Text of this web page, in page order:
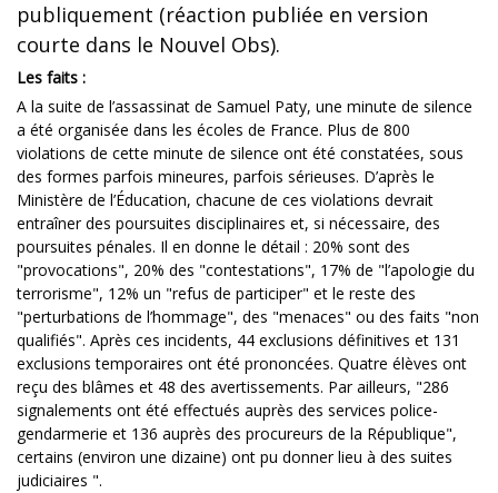
publiquement (réaction publiée en version
courte dans le Nouvel Obs).
Les faits :
A la suite de l’assassinat de Samuel Paty, une minute de silence
a été organisée dans les écoles de France. Plus de 800
violations de cette minute de silence ont été constatées, sous
des formes parfois mineures, parfois sérieuses. D’après le
Ministère de l’Éducation, chacune de ces violations devrait
entraîner des poursuites disciplinaires et, si nécessaire, des
poursuites pénales. Il en donne le détail : 20% sont des
"provocations", 20% des "contestations", 17% de "l’apologie du
terrorisme", 12% un "refus de participer" et le reste des
"perturbations de l’hommage", des "menaces" ou des faits "non
qualifiés". Après ces incidents, 44 exclusions définitives et 131
exclusions temporaires ont été prononcées. Quatre élèves ont
reçu des blâmes et 48 des avertissements. Par ailleurs, "286
signalements ont été effectués auprès des services police-
gendarmerie et 136 auprès des procureurs de la République",
certains (environ une dizaine) ont pu donner lieu à des suites
judiciaires ".